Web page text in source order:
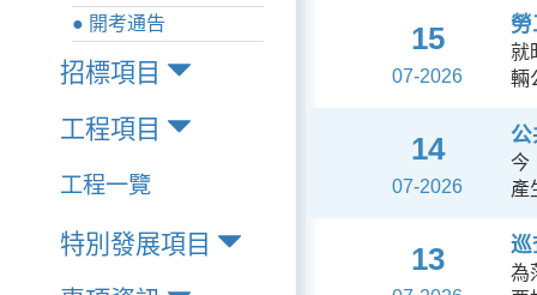
● 開考通告
招標項目
工程項目
工程一覽
特別發展項目
15
07-2026
勞
就
輛
14
07-2026
公
今
產
13 巡
為